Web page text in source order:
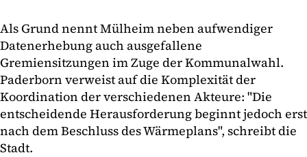
Als Grund nennt Mülheim neben aufwendiger
Datenerhebung auch ausgefallene
Gremiensitzungen im Zuge der Kommunalwahl.
Paderborn verweist auf die Komplexität der
Koordination der verschiedenen Akteure: "Die
entscheidende Herausforderung beginnt jedoch erst
nach dem Beschluss des Wärmeplans", schreibt die
Stadt.